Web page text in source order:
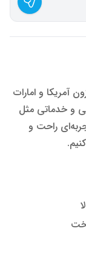
آمریکا و امارات
و خدماتی مثل
راحت و